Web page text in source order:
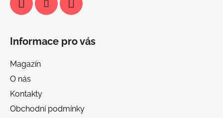
Informace pro vás
Magazín
O nás
Kontakty
Obchodní podmínky